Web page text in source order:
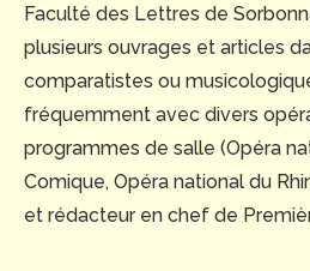
Faculté des Lettres de
plusieurs ouvrages et articles
comparatistes ou
fréquemment avec divers
programmes de salle (Opéra
Comique, Opéra national du
et rédacteur en chef de